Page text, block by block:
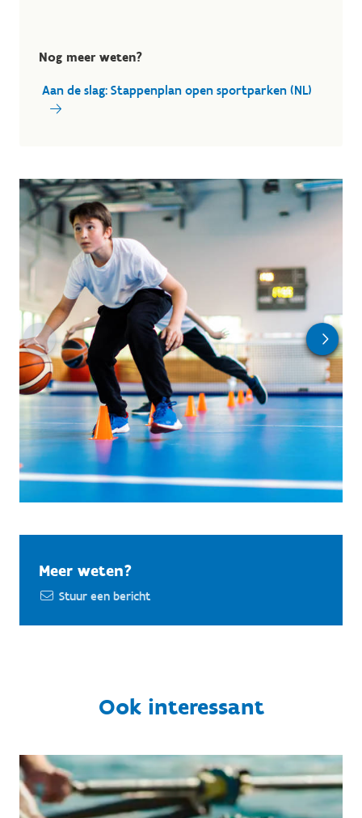
Nog meer weten?
Aan de slag: Stappenplan open sportparken (NL)
Meer weten?
Stuur een bericht
Ook interessant